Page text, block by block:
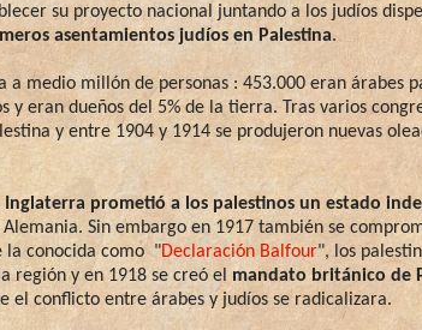
su proyecto nacional juntando a los judíos
asentamientos judíos en Palestina.
a medio millón de personas : 453.000 eran árabes
eran dueños del 5% de la tierra. Tras varios
y entre 1904 y 1914 se produjeron nuevas
Inglaterra prometió a los palestinos un estado
Sin embargo en 1917 también se
la conocida como "Declaración Balfour", los
región y en 1918 se creó el mandato británico de
el conflicto entre árabes y judíos se radicalizara.